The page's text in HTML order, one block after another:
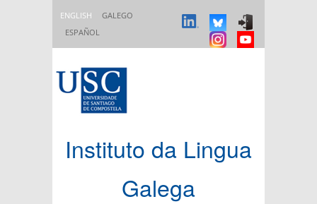
ENGLISH
GALEGO
ESPAÑOL
Instituto da Lingua
Galega